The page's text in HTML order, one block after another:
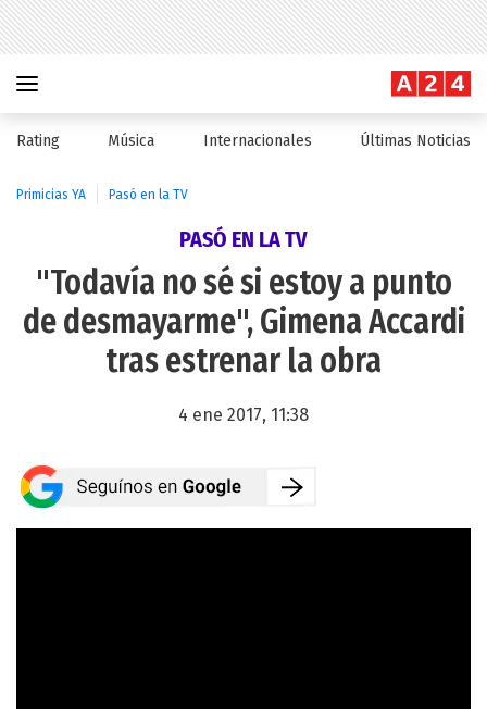
Rating Música Internacionales Últimas Noticias
Primicias YA Pasó en la TV
PASÓ EN LA TV
"Todavía no sé si estoy a punto
de desmayarme", Gimena Accardi
tras estrenar la obra
4 ene 2017, 11:38